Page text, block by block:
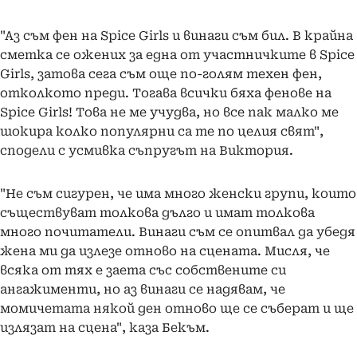
"Аз съм фен на Spice Girls и винаги съм бил. В крайна
сметка се ожених за една от участничките в Spice
Girls, затова сега съм още по-голям техен фен,
отколкото преди. Тогава всички бяха фенове на
Spice Girls! Това не ме учудва, но все пак малко ме
шокира колко популярни са те по целия свят",
сподели с усмивка съпругът на Виктория.
"Не съм сигурен, че има много женски групи, които
съществуват толкова дълго и имат толкова
много почитатели. Винаги съм се опитвал да убедя
жена ми да излезе отново на сцената. Мисля, че
всяка от тях е заета със собствените си
ангажименти, но аз винаги се надявам, че
момичетата някой ден отново ще се съберат и ще
излязат на сцена", каза Бекъм.